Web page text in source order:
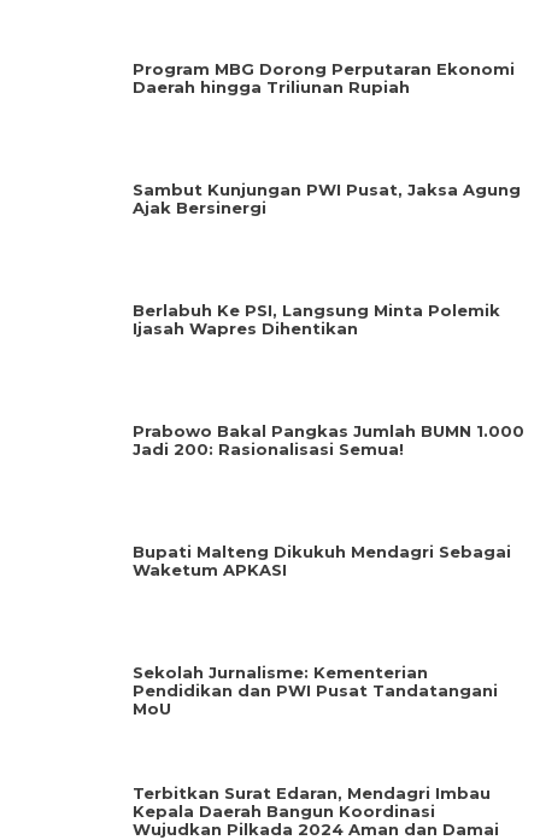
Program MBG Dorong Perputaran Ekonomi
Daerah hingga Triliunan Rupiah
Sambut Kunjungan PWI Pusat, Jaksa Agung
Ajak Bersinergi
Berlabuh Ke PSI, Langsung Minta Polemik
Ijasah Wapres Dihentikan
Prabowo Bakal Pangkas Jumlah BUMN 1.000
Jadi 200: Rasionalisasi Semua!
Bupati Malteng Dikukuh Mendagri Sebagai
Waketum APKASI
Sekolah Jurnalisme: Kementerian
Pendidikan dan PWI Pusat Tandatangani
MoU
Terbitkan Surat Edaran, Mendagri Imbau
Kepala Daerah Bangun Koordinasi
Wujudkan Pilkada 2024 Aman dan Damai